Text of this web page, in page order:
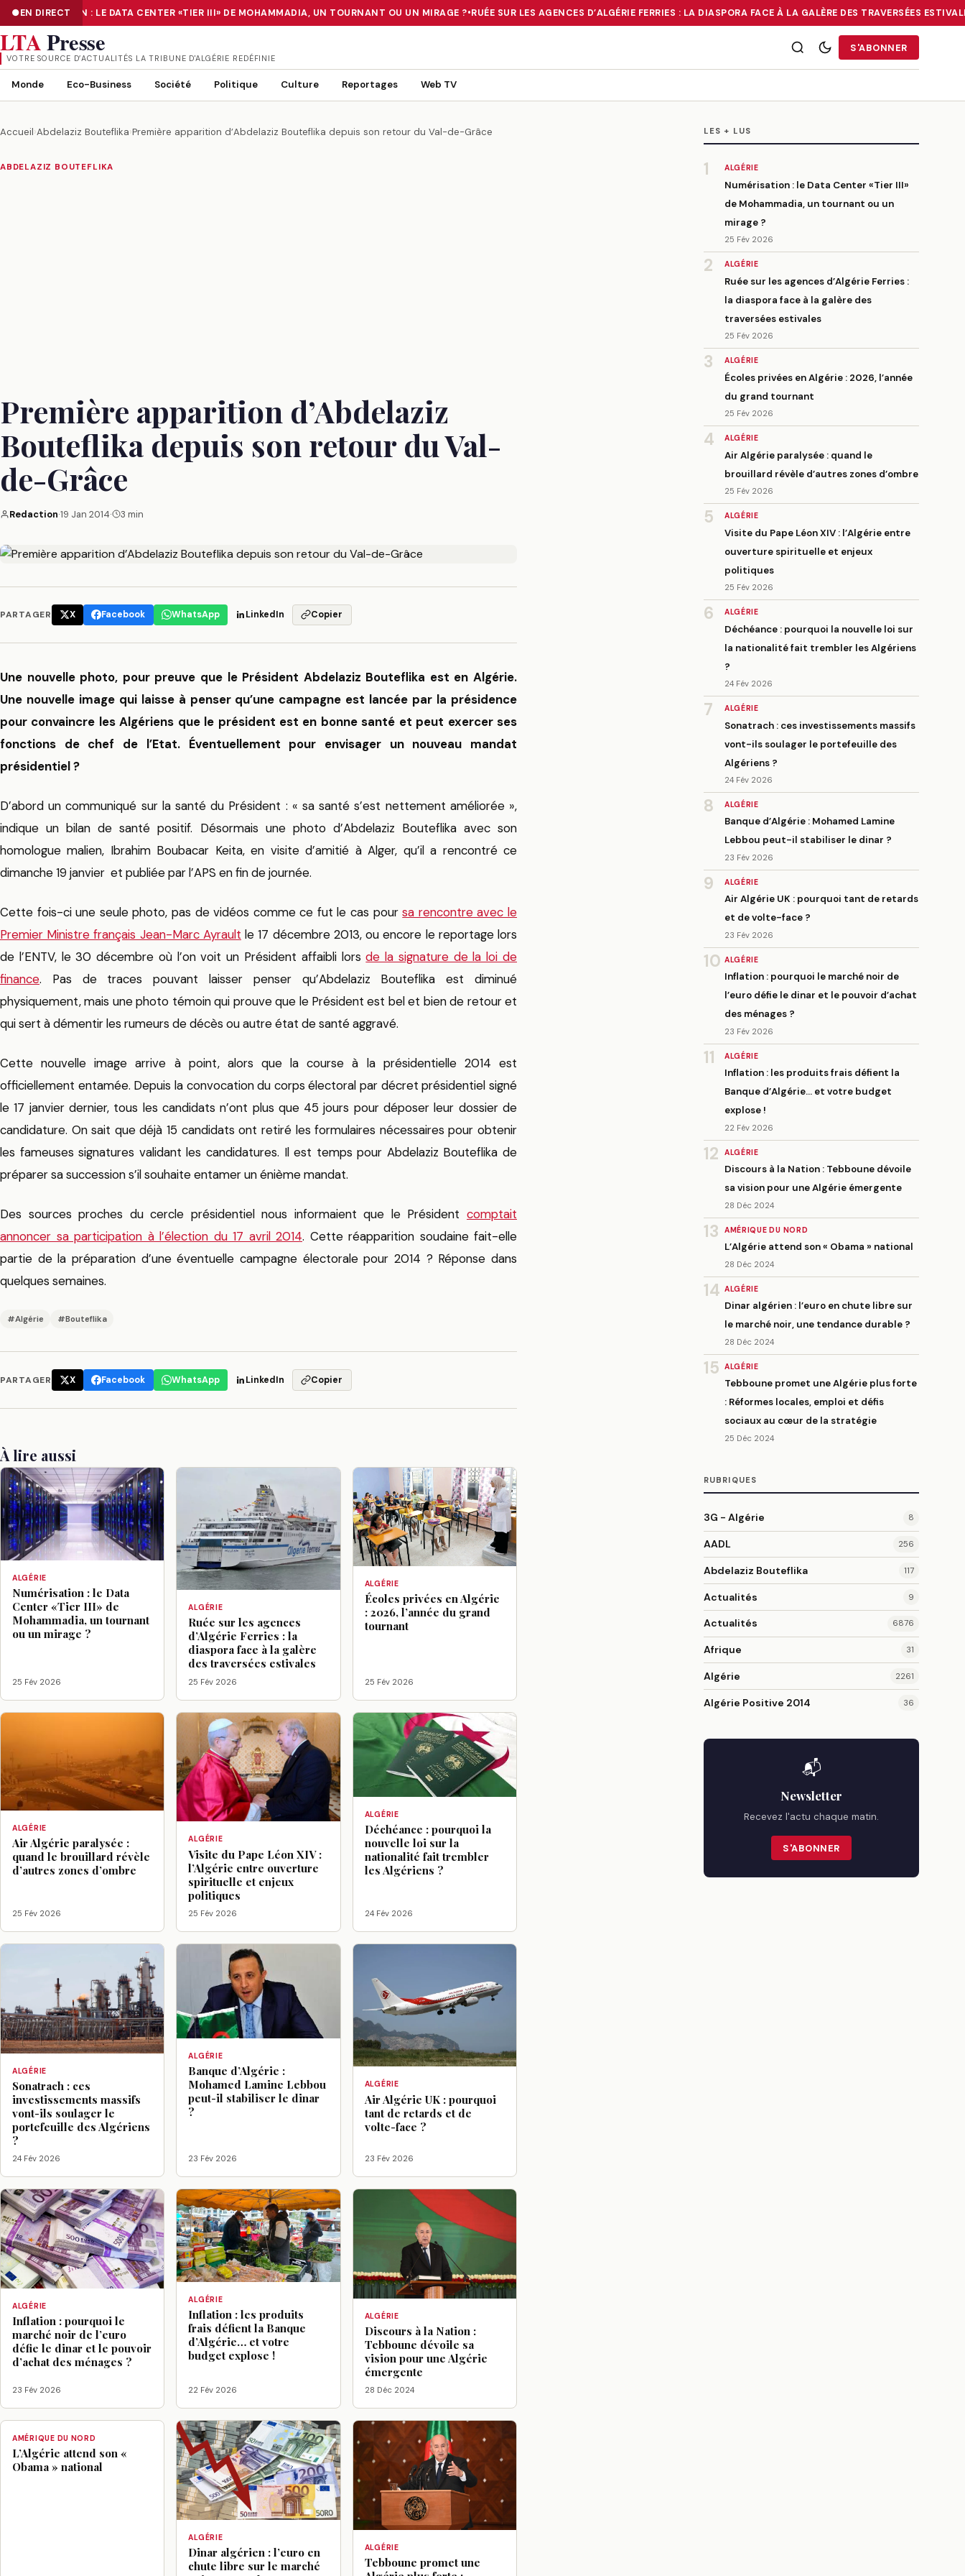
EN DIRECT
NUMÉRISATION : LE DATA CENTER «TIER III» DE MOHAMMADIA, UN TOURNANT OU UN MIRAGE ?• RUÉE SUR LES AGENCES D’ALGÉRIE FERRIES : LA DIASPORA FACE À LA GALÈRE DES TRAVERSÉES ESTIVALES
NUMÉRISATION : LE DATA CENTER «TIER III» DE MOHAMMADIA, UN TOURNANT OU UN MIRAGE ?• RUÉE SUR LES AGENCES D’ALGÉRIE FERRIES : LA DIASPORA FACE À LA GALÈRE DES TRAVERSÉES
LTAPresse
VOTRE SOURCE D’ACTUALITÉS LA TRIBUNE D'ALGÉRIE REDÉFINIE
S'ABONNER
Monde Eco-Business Société Politique Culture Reportages Web TV
Accueil›Abdelaziz Bouteflika›Première apparition d’Abdelaziz Bouteflika depuis son retour du Val-de-Grâce
ABDELAZIZ BOUTEFLIKA
Première apparition d’Abdelaziz
Bouteflika depuis son retour du Val-
de-Grâce
Redaction·19 Jan 2014· 3 min
PARTAGER X Facebook WhatsApp LinkedIn Copier
Une nouvelle photo, pour preuve que le Président Abdelaziz Bouteflika est en Algérie.
Une nouvelle image qui laisse à penser qu’une campagne est lancée par la présidence
pour convaincre les Algériens que le président est en bonne santé et peut exercer ses
fonctions de chef de l’Etat. Éventuellement pour envisager un nouveau mandat
présidentiel ?
D’abord un communiqué sur la santé du Président : « sa santé s’est nettement améliorée »,
indique un bilan de santé positif. Désormais une photo d’Abdelaziz Bouteflika avec son
homologue malien, Ibrahim Boubacar Keita, en visite d’amitié à Alger, qu’il a rencontré ce
dimanche 19 janvier et publiée par l’APS en fin de journée.
Cette fois-ci une seule photo, pas de vidéos comme ce fut le cas poursa rencontre avec le
Premier Ministre français Jean-Marc Ayrault le 17 décembre 2013, ou encore le reportage lors
de l’ENTV, le 30 décembre où l’on voit un Président affaibli lorsde la signature de la loi de
finance. Pas de traces pouvant laisser penser qu’Abdelaziz Bouteflika est diminué
physiquement, mais une photo témoin qui prouve que le Président est bel et bien de retour et
qui sert à démentir les rumeurs de décès ou autre état de santé aggravé.
Cette nouvelle image arrive à point, alors que la course à la présidentielle 2014 est
officiellement entamée. Depuis la convocation du corps électoral par décret présidentiel signé
le 17 janvier dernier, tous les candidats n’ont plus que 45 jours pour déposer leur dossier de
candidature. On sait que déjà 15 candidats ont retiré les formulaires nécessaires pour obtenir
les fameuses signatures validant les candidatures. Il est temps pour Abdelaziz Bouteflika de
préparer sa succession s’il souhaite entamer un énième mandat.
Des sources proches du cercle présidentiel nous informaient que le Président comptait
annoncer sa participation à l’élection du 17 avril 2014. Cette réapparition soudaine fait-elle
partie de la préparation d’une éventuelle campagne électorale pour 2014 ? Réponse dans
quelques semaines.
#Algérie #Bouteflika
PARTAGER X Facebook WhatsApp LinkedIn Copier
À lire aussi
ALGÉRIE
Numérisation : le Data
Center «Tier III» de
Mohammadia, un tournant
ou un mirage ?
25 Fév 2026
ALGÉRIE
Ruée sur les agences
d’Algérie Ferries : la
diaspora face à la galère
des traversées estivales
25 Fév 2026
ALGÉRIE
Écoles privées en Algérie
: 2026, l’année du grand
tournant
25 Fév 2026
ALGÉRIE
Air Algérie paralysée :
quand le brouillard révèle
d’autres zones d’ombre
25 Fév 2026
ALGÉRIE
Visite du Pape Léon XIV :
l’Algérie entre ouverture
spirituelle et enjeux
politiques
25 Fév 2026
ALGÉRIE
Déchéance : pourquoi la
nouvelle loi sur la
nationalité fait trembler
les Algériens ?
24 Fév 2026
ALGÉRIE
Sonatrach : ces
investissements massifs
vont-ils soulager le
portefeuille des Algériens
?
24 Fév 2026
ALGÉRIE
Banque d’Algérie :
Mohamed Lamine Lebbou
peut-il stabiliser le dinar
?
23 Fév 2026
ALGÉRIE
Air Algérie UK : pourquoi
tant de retards et de
volte-face ?
23 Fév 2026
ALGÉRIE
Inflation : pourquoi le
marché noir de l’euro
défie le dinar et le pouvoir
d’achat des ménages ?
23 Fév 2026
ALGÉRIE
Inflation : les produits
frais défient la Banque
d’Algérie… et votre
budget explose !
22 Fév 2026
ALGÉRIE
Discours à la Nation :
Tebboune dévoile sa
vision pour une Algérie
émergente
28 Déc 2024
AMÉRIQUE DU NORD
L’Algérie attend son «
Obama » national
ALGÉRIE
Dinar algérien : l’euro en
chute libre sur le marché
ALGÉRIE
Tebboune promet une
LES + LUS
1 ALGÉRIE
Numérisation : le Data Center «Tier III»
de Mohammadia, un tournant ou un
mirage ?
25 Fév 2026
2 ALGÉRIE
Ruée sur les agences d’Algérie Ferries :
la diaspora face à la galère des
traversées estivales
25 Fév 2026
3 ALGÉRIE
Écoles privées en Algérie : 2026, l’année
du grand tournant
25 Fév 2026
4 ALGÉRIE
Air Algérie paralysée : quand le
brouillard révèle d’autres zones d’ombre
25 Fév 2026
5 ALGÉRIE
Visite du Pape Léon XIV : l’Algérie entre
ouverture spirituelle et enjeux
politiques
25 Fév 2026
6 ALGÉRIE
Déchéance : pourquoi la nouvelle loi sur
la nationalité fait trembler les Algériens
?
24 Fév 2026
7 ALGÉRIE
Sonatrach : ces investissements massifs
vont-ils soulager le portefeuille des
Algériens ?
24 Fév 2026
8 ALGÉRIE
Banque d’Algérie : Mohamed Lamine
Lebbou peut-il stabiliser le dinar ?
23 Fév 2026
9 ALGÉRIE
Air Algérie UK : pourquoi tant de retards
et de volte-face ?
23 Fév 2026
10 ALGÉRIE
Inflation : pourquoi le marché noir de
l’euro défie le dinar et le pouvoir d’achat
des ménages ?
23 Fév 2026
11 ALGÉRIE
Inflation : les produits frais défient la
Banque d’Algérie… et votre budget
explose !
22 Fév 2026
12 ALGÉRIE
Discours à la Nation : Tebboune dévoile
sa vision pour une Algérie émergente
28 Déc 2024
13 AMÉRIQUE DU NORD
L’Algérie attend son « Obama » national
28 Déc 2024
14 ALGÉRIE
Dinar algérien : l’euro en chute libre sur
le marché noir, une tendance durable ?
28 Déc 2024
15 ALGÉRIE
Tebboune promet une Algérie plus forte
: Réformes locales, emploi et défis
sociaux au cœur de la stratégie
25 Déc 2024
RUBRIQUES
3G - Algérie 8
AADL 256
Abdelaziz Bouteflika 117
Actualités 9
Actualités 6876
Afrique 31
Algérie 2261
Algérie Positive 2014 36
📬
Newsletter
Recevez l'actu chaque matin.
S'ABONNER